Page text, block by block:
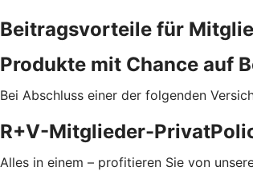
Beitragsvorteile für
Produkte mit Chance auf
Bei Abschluss einer der folgenden
R+V-Mitglieder-
Alles in einem – profitieren Sie von